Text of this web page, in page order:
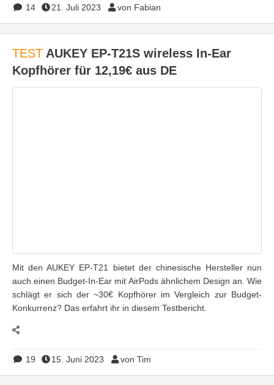
14 21. Juli 2023 von Fabian
TEST AUKEY EP-T21S wireless In-Ear
Kopfhörer für 12,19€ aus DE
Mit den AUKEY EP-T21 bietet der chinesische Hersteller nun
auch einen Budget-In-Ear mit AirPods ähnlichem Design an. Wie
schlägt er sich der ~30€ Kopfhörer im Vergleich zur Budget-
Konkurrenz? Das erfahrt ihr in diesem Testbericht.
19 15. Juni 2023 von Tim